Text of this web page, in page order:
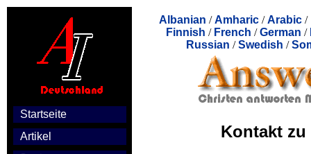
Startseite
Artikel
Albanian /Amharic/Arabic/
Finnish / French /German /
Russian /Swedish /
Kontakt zu